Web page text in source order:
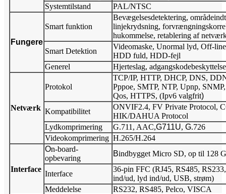
Systemtilstand
PAL/NTSC
Fungere
Smart funktion
Bevægelsesdetektering,
linjekrydsning,
hukommelse, retablering af
Smart Detektion
Videomaske, Unormal lyd, Off-
HDD fuld, HDD-fejl
Generel
Hjerteslag,
Netværk
Protokol
TCP/IP, HTTP, DHCP, DNS,
Pppoe, SMTP, NTP, Upnp,
Qos, HTTPS, (Ipv6 valgfrit)
Kompatibilitet
ONVIF2.4, FV Private Protocol,
HIK/DAHUA Protocol
Lydkomprimering
G.711, AAC,G711U, G.726
Videokomprimering H.265/H.264
Interface
On-board-
opbevaring
Bindbygget Micro SD, op til 128
Interface
36-pin FFC (RJ45, RS485,
ind/ud, lyd ind/ud, USB, strøm)
Meddelelse
RS232, RS485, Pelco, VISCA